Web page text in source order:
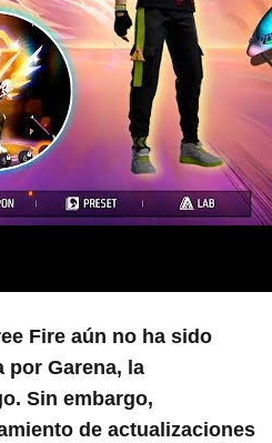
Fire aún no ha sido
por Garena, la
Sin embargo,
de actualizaciones